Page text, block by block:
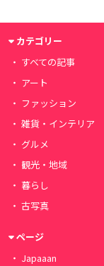
カテゴリー
すべての記事
アート
ファッション
雑貨・インテリア
グルメ
観光・地域
暮らし
古写真
ページ
Japaaan